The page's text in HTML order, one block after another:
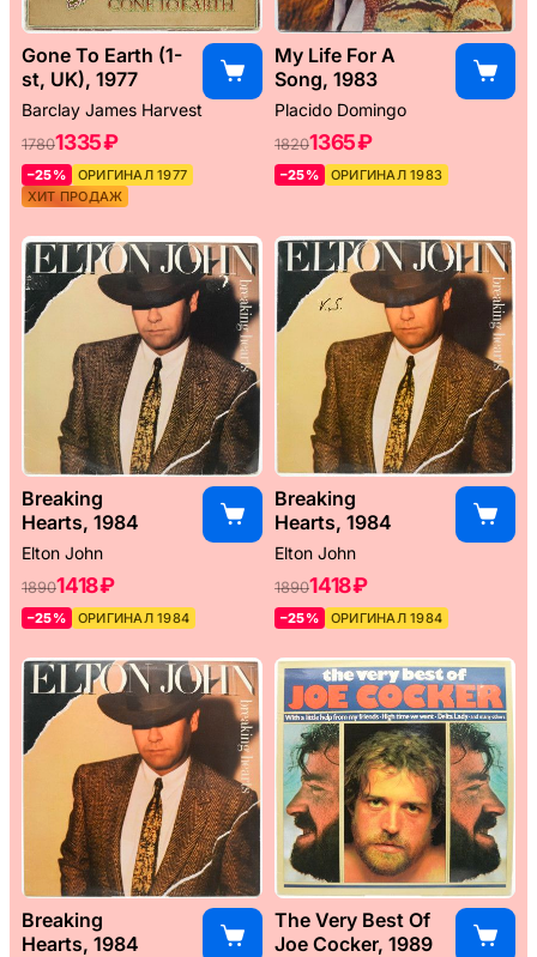
Gone To Earth (1-
st, UK), 1977
Barclay James Harvest
17801335 ₽
–25%
ОРИГИНАЛ 1977
ХИТ ПРОДАЖ
My Life For A
Song, 1983
Placido Domingo
18201365 ₽
–25% ОРИГИНАЛ 1983
Breaking
Hearts, 1984
Elton John
18901418 ₽
–25% ОРИГИНАЛ 1984
Breaking
Hearts, 1984
Elton John
18901418 ₽
–25% ОРИГИНАЛ 1984
Breaking
Hearts, 1984
The Very Best Of
Joe Cocker, 1989